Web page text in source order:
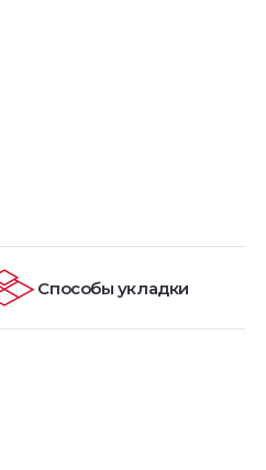
Способы укладки